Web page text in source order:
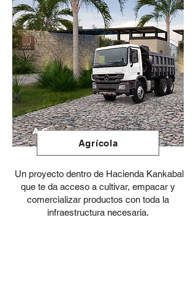
Agrícola
Ag.
Un proyecto dentro de Hacienda Kankabal
que te da acceso a cultivar, empacar y
comercializar productos con toda la
infraestructura necesaria.